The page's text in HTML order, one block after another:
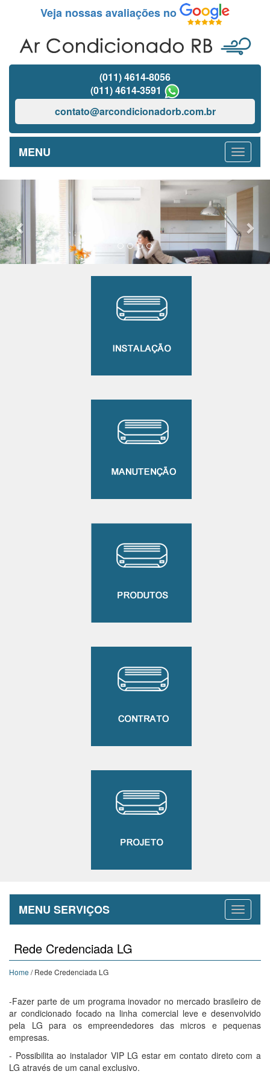
Veja nossas avaliações no
(011) 4614-8056
(011) 4614-3591
contato@arcondicionadorb.com.br
MENU
Previous
MENU SERVIÇOS
Rede Credenciada LG
Home / Rede Credenciada LG
-Fazer parte de um programa inovador no mercado brasileiro de
ar condicionado focado na linha comercial leve e desenvolvido
pela LG para os empreendedores das micros e pequenas
empresas.
- Possibilita ao instalador VIP LG estar em contato direto com a
LG através de um canal exclusivo.